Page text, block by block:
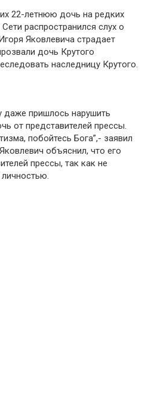
22-летнюю дочь на редких
распространился слух о
Яковлевича страдает
дочь Крутого
наследницу Крутого.
даже пришлось нарушить
от представителей прессы.
побойтесь Бога”,- заявил
объяснил, что его
прессы, так как не